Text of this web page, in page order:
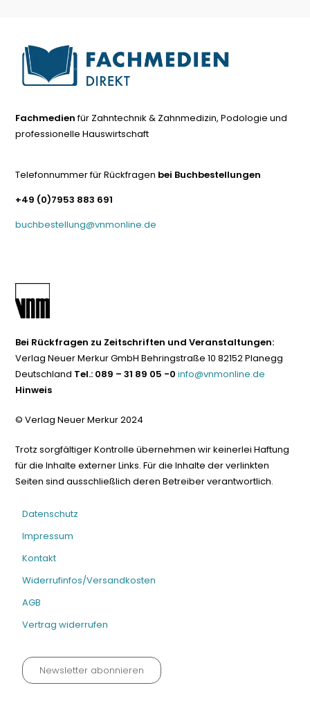
Fachmedienfür Zahntechnik & Zahnmedizin, Podologie und
professionelle Hauswirtschaft
Telefonnummer für Rückfragen bei Buchbestellungen
+49 (0)7953 883 691
buchbestellung@vnmonline.de
Bei Rückfragen zu Zeitschriften und Veranstaltungen:
Verlag Neuer Merkur GmbH Behringstraße 10 82152 Planegg
Deutschland Tel.: 089 – 31 89 05 -0 info@vnmonline.de
Hinweis
© Verlag Neuer Merkur 2024
Trotz sorgfältiger Kontrolle übernehmen wir keinerlei Haftung
für die Inhalte externer Links. Für die Inhalte der verlinkten
Seiten sind ausschließlich deren Betreiber verantwortlich.
Datenschutz
Impressum
Kontakt
Widerrufinfos/Versandkosten
AGB
Vertrag widerrufen
Newsletter abonnieren